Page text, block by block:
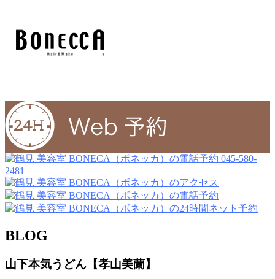
045-580-
2481
BLOG
山下本気うどん【孝山美蘭】